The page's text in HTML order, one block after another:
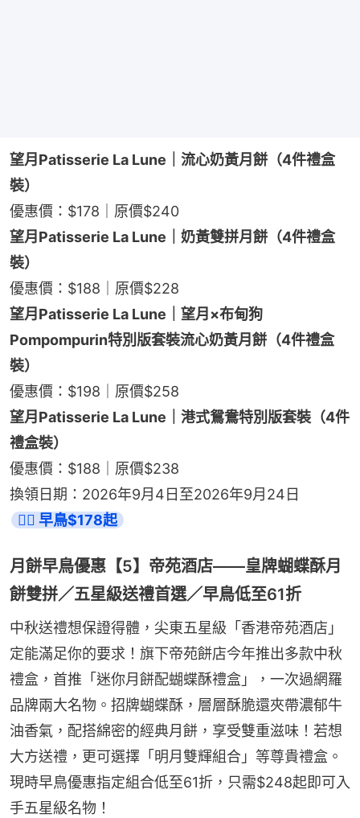
望月Patisserie La Lune｜流心奶黃月餅（4件禮盒
裝）
優惠價：$178｜原價$240
望月Patisserie La Lune｜奶黃雙拼月餅（4件禮盒
裝）
優惠價：$188｜原價$228
望月Patisserie La Lune｜望月×布甸狗
Pompompurin特別版套裝流心奶黃月餅（4件禮盒
裝）
優惠價：$198｜原價$258
望月Patisserie La Lune｜港式鴛鴦特別版套裝（4件
禮盒裝）
優惠價：$188｜原價$238
換領日期：2026年9月4日至2026年9月24日
👉🏻 早鳥$178起
月餅早鳥優惠【5】帝苑酒店——皇牌蝴蝶酥月
餅雙拼／五星級送禮首選／早鳥低至61折
中秋送禮想保證得體，尖東五星級「香港帝苑酒店」
定能滿足你的要求！旗下帝苑餅店今年推出多款中秋
禮盒，首推「迷你月餅配蝴蝶酥禮盒」，一次過網羅
品牌兩大名物。招牌蝴蝶酥，層層酥脆還夾帶濃郁牛
油香氣，配搭綿密的經典月餅，享受雙重滋味！若想
大方送禮，更可選擇「明月雙輝組合」等尊貴禮盒。
現時早鳥優惠指定組合低至61折，只需$248起即可入
手五星級名物！